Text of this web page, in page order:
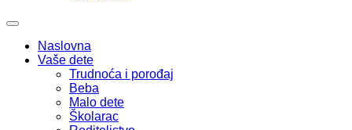
Naslovna
Vaše dete
Trudnoća i porođaj
Beba
Malo dete
Školarac